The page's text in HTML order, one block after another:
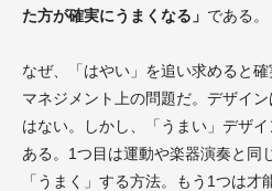
た方が確実にうまくなる」 である。
なぜ、「はやい」を追い求めると確
マネジメント上の問題だ。デザイ
はない。しかし、「うまい」デザ
ある。1つ目は運動や楽器演奏と同
「うまく」する方法。もう1つは